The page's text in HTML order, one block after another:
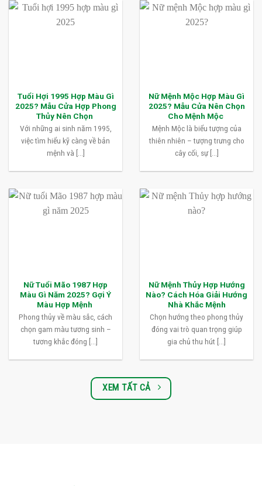
Tuổi Hợi 1995 Hợp Màu Gì
2025? Mẫu Cửa Hợp Phong
Thủy Nên Chọn
Với những ai sinh năm 1995,
việc tìm hiểu kỹ càng về bản
mệnh và [...]
Nữ Mệnh Mộc Hợp Màu Gì
2025? Mẫu Cửa Nên Chọn
Cho Mệnh Mộc
Mệnh Mộc là biểu tượng của
thiên nhiên – tượng trưng cho
cây cối, sự [...]
Nữ Tuổi Mão 1987 Hợp
Màu Gì Năm 2025? Gợi Ý
Màu Hợp Mệnh
Phong thủy về màu sắc, cách
chọn gam màu tương sinh –
tương khắc đóng [...]
Nữ Mệnh Thủy Hợp Hướng
Nào? Cách Hóa Giải Hướng
Nhà Khắc Mệnh
Chọn hướng theo phong thủy
đóng vai trò quan trọng giúp
gia chủ thu hút [...]
XEM TẤT CẢ